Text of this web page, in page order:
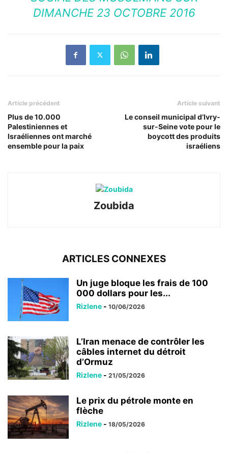
DIMANCHE 23 OCTOBRE 2016
Article précédent
Plus de 10.000
Palestiniennes et
Israéliennes ont marché
ensemble pour la paix
Article suivant
Le conseil municipal d’Ivry-
sur-Seine vote pour le
boycott des produits
israéliens
Zoubida
ARTICLES CONNEXES
Un juge bloque les frais de 100
000 dollars pour les...
Rizlene - 10/06/2026
L’Iran menace de contrôler les
câbles internet du détroit
d’Ormuz
Rizlene - 21/05/2026
Le prix du pétrole monte en
flèche
Rizlene - 18/05/2026